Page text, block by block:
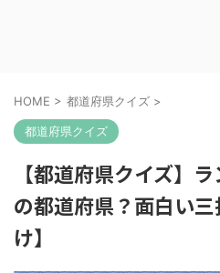
HOME > 都道府県クイズ >
都道府県クイズ
【都道府県クイズ】
の都道府県？面白い
け】